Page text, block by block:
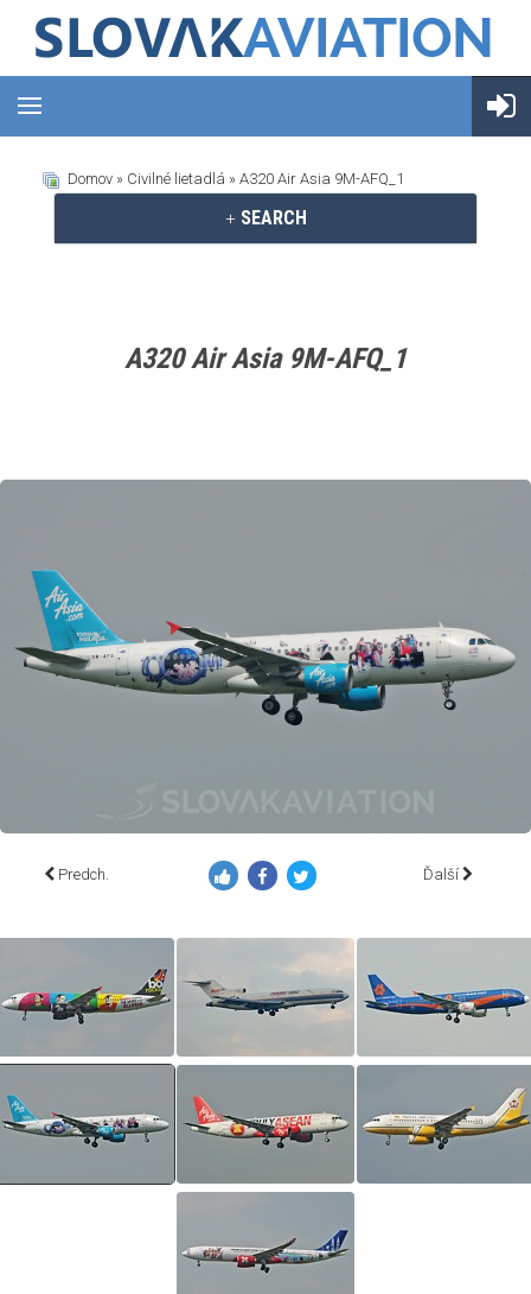
Domov » Civilné lietadlá » A320 Air Asia 9M-AFQ_1
SEARCH
A320 Air Asia 9M-AFQ_1
Predch. Ďalší